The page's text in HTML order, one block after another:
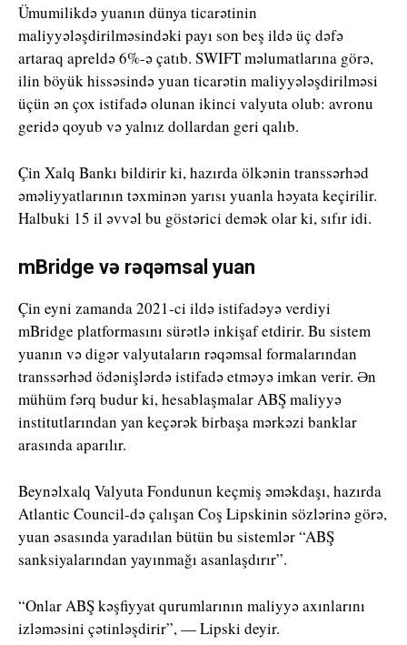
Ümumilikdə yuanın dünya ticarətinin
maliyyələşdirilməsindəki payı son beş ildə üç dəfə
artaraq apreldə 6%-ə çatıb. SWIFT məlumatlarına görə,
ilin böyük hissəsində yuan ticarətin maliyyələşdirilməsi
üçün ən çox istifadə olunan ikinci valyuta olub: avronu
geridə qoyub və yalnız dollardan geri qalıb.
Çin Xalq Bankı bildirir ki, hazırda ölkənin transsərhəd
əməliyyatlarının təxminən yarısı yuanla həyata keçirilir.
Halbuki 15 il əvvəl bu göstərici demək olar ki, sıfır idi.
mBridge və rəqəmsal yuan
Çin eyni zamanda 2021-ci ildə istifadəyə verdiyi
mBridge platformasını sürətlə inkişaf etdirir. Bu sistem
yuanın və digər valyutaların rəqəmsal formalarından
transsərhəd ödənişlərdə istifadə etməyə imkan verir. Ən
mühüm fərq budur ki, hesablaşmalar ABŞ maliyyə
institutlarından yan keçərək birbaşa mərkəzi banklar
arasında aparılır.
Beynəlxalq Valyuta Fondunun keçmiş əməkdaşı, hazırda
Atlantic Council-də çalışan Coş Lipskinin sözlərinə görə,
yuan əsasında yaradılan bütün bu sistemlər “ABŞ
sanksiyalarından yayınmağı asanlaşdırır”.
“Onlar ABŞ kəşfiyyat qurumlarının maliyyə axınlarını
izləməsini çətinləşdirir”, — Lipski deyir.